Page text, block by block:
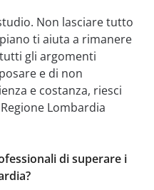
Non lasciare tutto
ti aiuta a rimanere
gli argomenti
e di non
e costanza, riesci
Lombardia
di superare i